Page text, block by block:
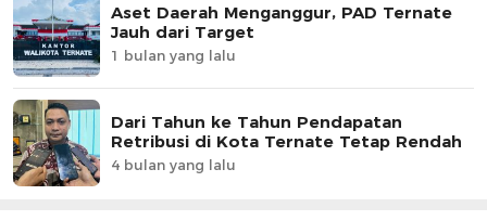
Aset Daerah Menganggur, PAD Ternate
Jauh dari Target
1 bulan yang lalu
Dari Tahun ke Tahun Pendapatan
Retribusi di Kota Ternate Tetap Rendah
4 bulan yang lalu